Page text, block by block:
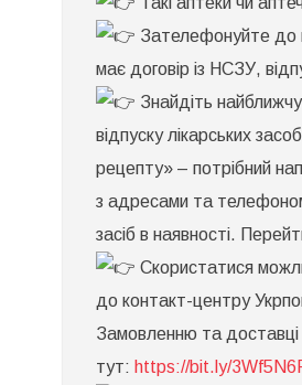
Зателефонуйте до
має договір із НСЗУ,
Знайдіть
відпуску лікарських
рецепту» – потрібний
з адресами та
засіб в наявності.
Скористатися
до контакт-центру
Замовленню та доставці
тут: https://bit.ly/